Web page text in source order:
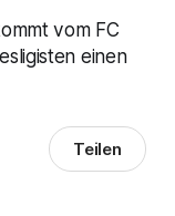
vom FC
einen
Teilen